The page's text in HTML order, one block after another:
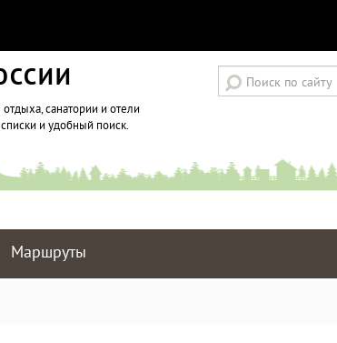
санатории и отели
и удобный поиск.
Маршруты